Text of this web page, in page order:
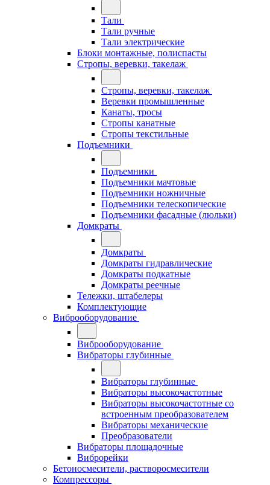
Тали
Тали ручные
Тали электрические
Блоки монтажные, полиспасты
Стропы, веревки, такелаж
Стропы, веревки, такелаж
Веревки промышленные
Канаты, тросы
Стропы канатные
Стропы текстильные
Подъемники
Подъемники
Подъемники мачтовые
Подъемники ножничные
Подъемники телескопические
Подъемники фасадные (люльки)
Домкраты
Домкраты
Домкраты гидравлические
Домкраты подкатные
Домкраты реечные
Тележки, штабелеры
Комплектующие
Виброоборудование
Виброоборудование
Вибраторы глубинные
Вибраторы глубинные
Вибраторы высокочастотные
Вибраторы высокочастотные со
встроенным преобразователем
Вибраторы механические
Преобразователи
Вибраторы площадочные
Виброрейки
Бетоносмесители, растворосмесители
Компрессоры